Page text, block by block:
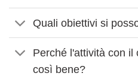
Quali obiettivi si
Perché l'attività con il
così bene?